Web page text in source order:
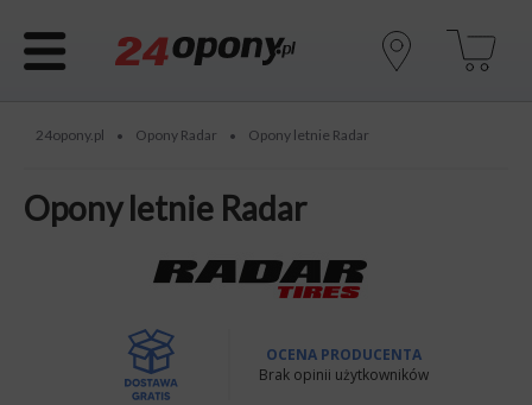
24opony.pl • Opony Radar • Opony letnie Radar
Opony letnie Radar
OCENA PRODUCENTA
Brak opinii użytkowników